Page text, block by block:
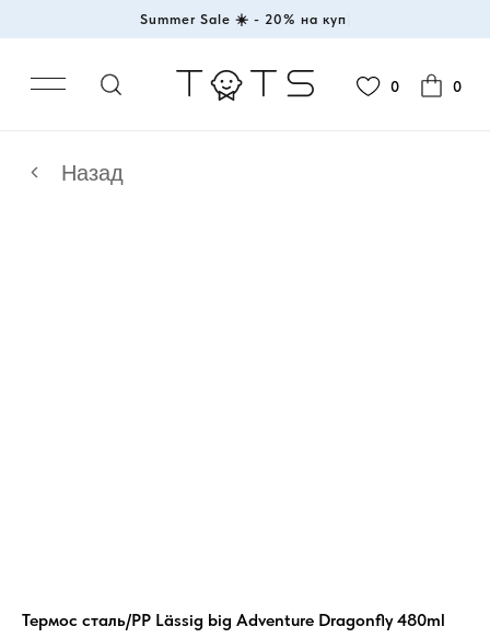
Summer Sale ☀️ - 20% на|
Термос сталь/PP Lässig big Adventure Dragonfly 480ml